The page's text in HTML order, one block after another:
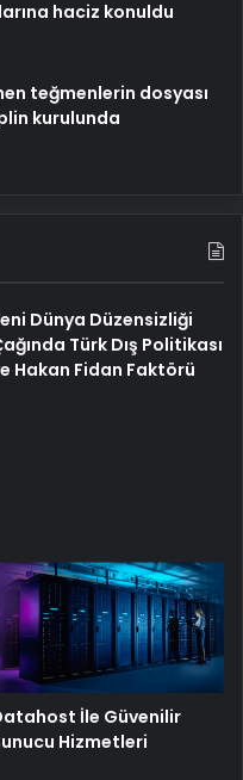
haciz konuldu
teğmenlerin dosyası
kurulunda
Dünya Düzensizliği
Türk Dış Politikası
Hakan Fidan Faktörü
İle Güvenilir
Hizmetleri